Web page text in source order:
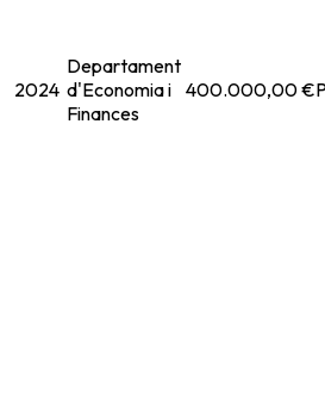
2024
Departament
d'Economia i
Finances
400.000,00 €